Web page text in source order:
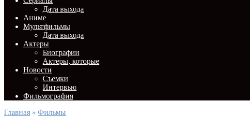
Дата выхода
Аниме
Мультфильмы
Дата выхода
Актеры
Биографии
Актеры, которые
Новости
Съемки
Интервью
Фильмография
Главная » Фильмы